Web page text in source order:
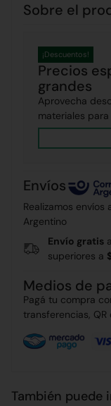
Sobre el
Precios
grandes
¡Descuentos!
Aprovecha
materiales
Envíos
Realizamos
Argentino
Envío gratis
superiores a
Medios de
Pagá tu compra
transferencias, QR
También puede